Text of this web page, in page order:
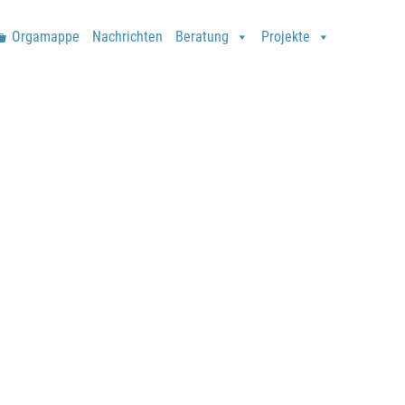
Orgamappe Nachrichten Beratung Projekte